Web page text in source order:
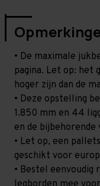
• De maximale
pagina. Let op: het
hoger zijn dan de
• Deze opstelling
1.850 mm en 44
en de
• Let op, een
geschikt voor
• Bestel